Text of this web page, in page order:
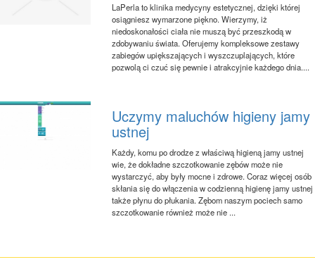
LaPerla to klinika medycyny estetycznej, dzięki której
osiągniesz wymarzone piękno. Wierzymy, iż
niedoskonałości ciała nie muszą być przeszkodą w
zdobywaniu świata. Oferujemy kompleksowe zestawy
zabiegów upiększających i wyszczuplających, które
pozwolą ci czuć się pewnie i atrakcyjnie każdego dnia....
Uczymy maluchów higieny jamy
ustnej
Każdy, komu po drodze z właściwą higieną jamy ustnej
wie, że dokładne szczotkowanie zębów może nie
wystarczyć, aby były mocne i zdrowe. Coraz więcej osób
skłania się do włączenia w codzienną higienę jamy ustnej
także płynu do płukania. Zębom naszym pociech samo
szczotkowanie również może nie ...